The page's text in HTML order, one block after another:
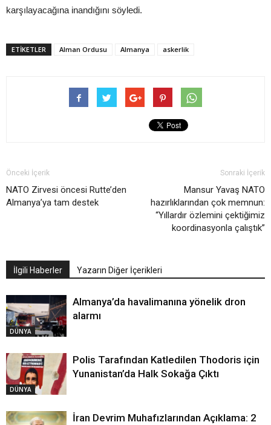
karşılayacağına inandığını söyledi.
ETIKETLER Alman Ordusu Almanya askerlik
Önceki İçerik
NATO Zirvesi öncesi Rutte’den
Almanya’ya tam destek
Sonraki İçerik
Mansur Yavaş NATO
hazırlıklarından çok memnun:
“Yıllardır özlemini çektiğimiz
koordinasyonla çalıştık”
İlgili Haberler Yazarın Diğer İçerikleri
DÜNYA
Almanya’da havalimanına yönelik dron
alarmı
DÜNYA
Polis Tarafından Katledilen Thodoris için
Yunanistan’da Halk Sokağa Çıktı
İran Devrim Muhafızlarından Açıklama: 2